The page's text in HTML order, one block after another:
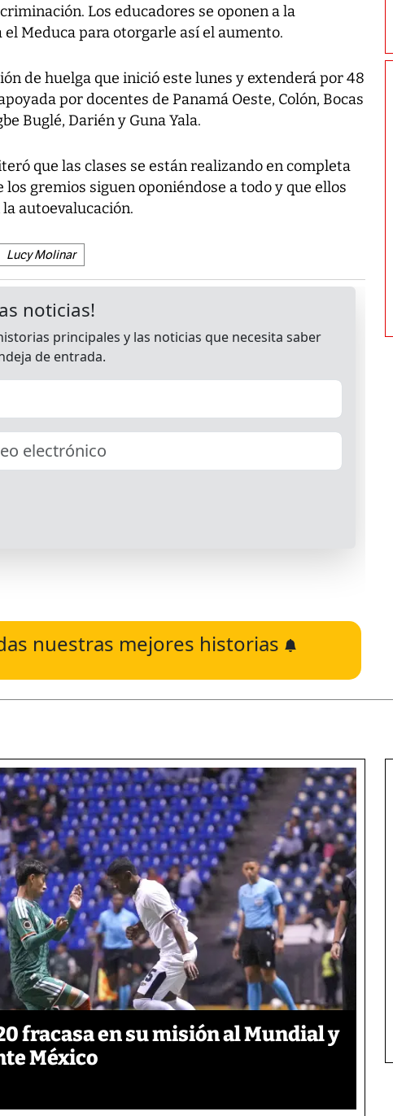
Los educadores se oponen a la
Meduca para otorgarle así el aumento.
de huelga que inició este lunes y extenderá por 48
por docentes de Panamá Oeste, Colón, Bocas
Buglé, Darién y Guna Yala.
que las clases se están realizando en completa
gremios siguen oponiéndose a todo y que ellos
autoevalucación.
Lucy Molinar
nuestras mejores historias
fracasa en su misión al Mundial y
México